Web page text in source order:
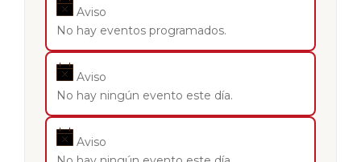
Aviso
No hay eventos programados.
Aviso
No hay ningún evento este día.
Aviso